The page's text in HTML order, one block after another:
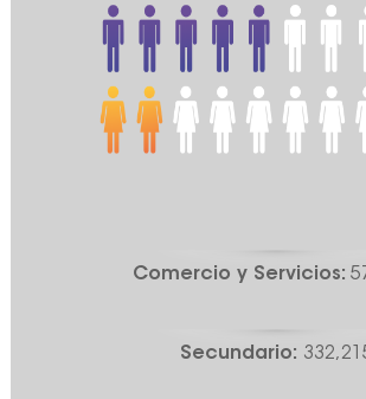
Comercio y Servicios:
Secundario: